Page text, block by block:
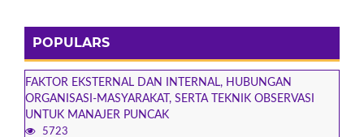
POPULARS
FAKTOR EKSTERNAL DAN INTERNAL, HUBUNGAN
ORGANISASI-MASYARAKAT, SERTA TEKNIK OBSERVASI
UNTUK MANAJER PUNCAK
5723